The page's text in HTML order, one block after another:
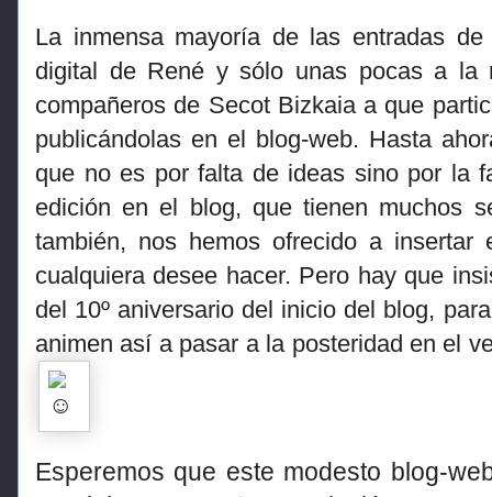
La inmensa mayoría de las entradas
digital de René y sólo unas pocas a la
compañeros de Secot Bizkaia a que
publicándolas en el blog-web. Hasta
que no es por falta de ideas sino por la
edición en el blog, que tienen muchos
también, nos hemos ofrecido a
cualquiera desee hacer. Pero hay que
del 10º aniversario del inicio del blog,
animen así a pasar a la posteridad en el
Esperemos que este modesto blog-